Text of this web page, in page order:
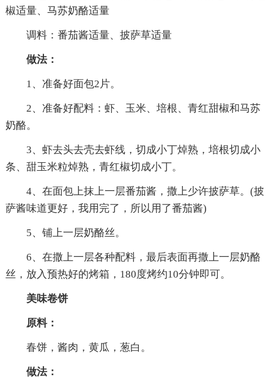
椒适量、马苏奶酪适量
调料：番茄酱适量、披萨草适量
做法：
1、准备好面包2片。
2、准备好配料：虾、玉米、培根、青红甜椒和马苏
奶酪。
3、虾去头去壳去虾线，切成小丁焯熟，培根切成小
条、甜玉米粒焯熟，青红椒切成小丁。
4、在面包上抹上一层番茄酱，撒上少许披萨草。(披
萨酱味道更好，我用完了，所以用了番茄酱)
5、铺上一层奶酪丝。
6、在撒上一层各种配料，最后表面再撒上一层奶酪
丝，放入预热好的烤箱，180度烤约10分钟即可。
美味卷饼
原料：
春饼，酱肉，黄瓜，葱白。
做法：